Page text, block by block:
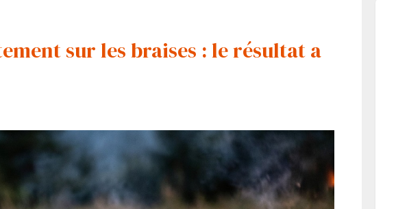
sur les braises : le résultat a